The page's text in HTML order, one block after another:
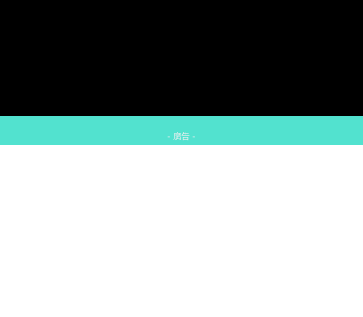
- 廣告 -